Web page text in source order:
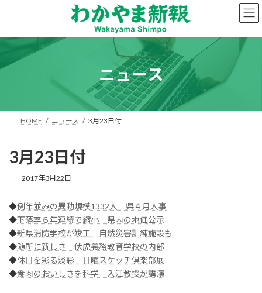
ン
へ
プ
ー
ョ
動
ニュース
HOME ニュース 3月23日付
3月23日付
2017年3月22日
◆例年並みの異動規模1332人 県４月人事
◆下落率６年連続で縮小 県内の地価公示
◆新県消防学校が竣工 自然災害訓練施設も
◆随所に新しさ 伏虎義務教育学校の内部
◆休日を彩る淡彩 日曜スケッチ倶楽部展
◆食肉のおいしさを科学 入江教授が講演